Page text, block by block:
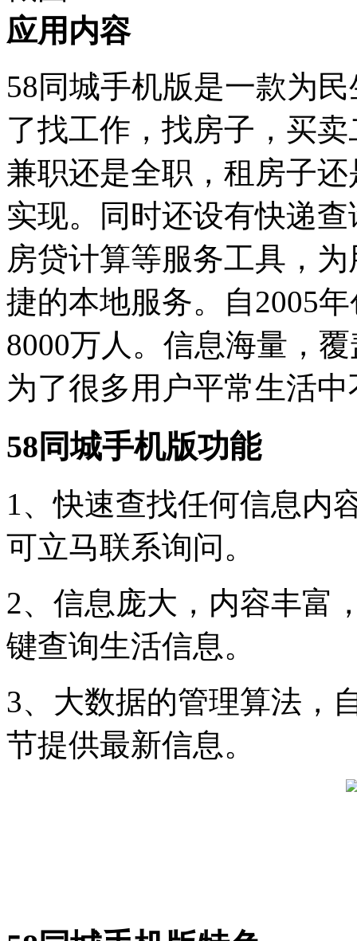
应用内容
58同城手机版是一款为
了找工作，找房子，买
兼职还是全职，租房子
实现。同时还设有快递
房贷计算等服务工具，
捷的本地服务。自2005
8000万人。信息海量，
为了很多用户平常生活
58同城手机版功能
1、快速查找任何信息内
可立马联系询问。
2、信息庞大，内容丰富
键查询生活信息。
3、大数据的管理算法，
节提供最新信息。